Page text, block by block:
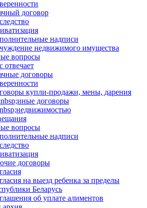
договор
надписи
недвижимого имущества
вопросы
отвечает
договоры
купли-продажи, мены, дарения
договоры
вопросы
надписи
договоры
на выезд ребенка за пределы
Беларусь
об уплате алиментов